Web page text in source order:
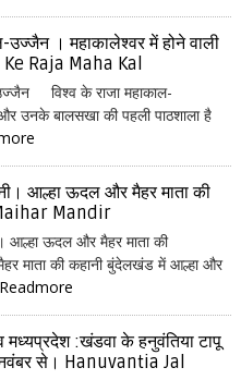
उज्जैन । महाकालेश्वर में होने वाली
Raja Maha Kal
विश्व के राजा महाकाल-
उनके बालसखा की पहली पाठशाला है
आल्हा ऊदल और मैहर माता की
Mandir
आल्हा ऊदल और मैहर माता की
माता की कहानी बुंदेलखंड में आल्हा और
Readmore
मध्यप्रदेश :खंडवा के हनुवंतिया टापू
से। Hanuvantia Jal